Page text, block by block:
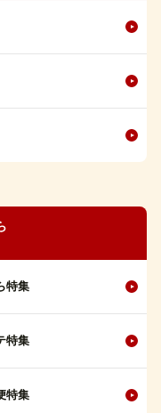
特集
特集
特集